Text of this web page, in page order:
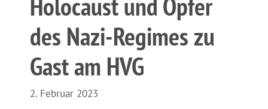
des Nazi-Regimes zu
Gast am HVG
2. Februar 2023